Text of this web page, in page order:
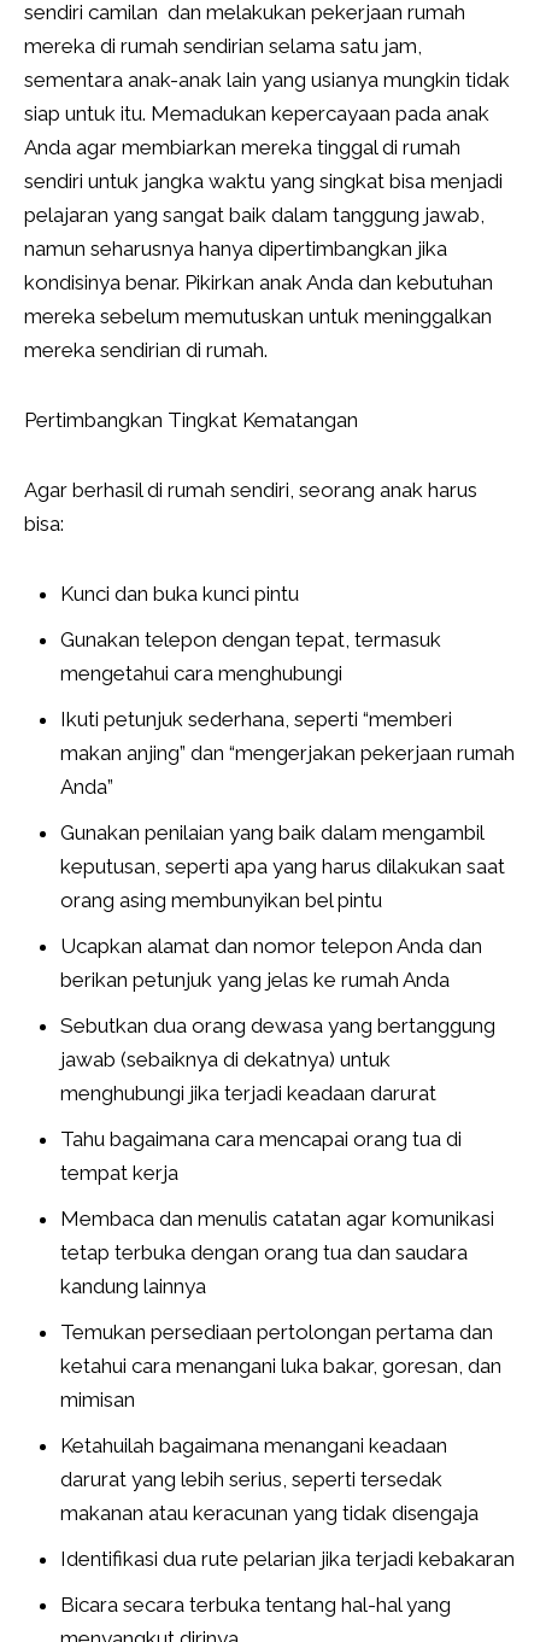
sendiri camilan dan melakukan pekerjaan rumah
mereka di rumah sendirian selama satu jam,
sementara anak-anak lain yang usianya mungkin tidak
siap untuk itu. Memadukan kepercayaan pada anak
Anda agar membiarkan mereka tinggal di rumah
sendiri untuk jangka waktu yang singkat bisa menjadi
pelajaran yang sangat baik dalam tanggung jawab,
namun seharusnya hanya dipertimbangkan jika
kondisinya benar. Pikirkan anak Anda dan kebutuhan
mereka sebelum memutuskan untuk meninggalkan
mereka sendirian di rumah.
Pertimbangkan Tingkat Kematangan
Agar berhasil di rumah sendiri, seorang anak harus
bisa:
Kunci dan buka kunci pintu
Gunakan telepon dengan tepat, termasuk
mengetahui cara menghubungi
Ikuti petunjuk sederhana, seperti “memberi
makan anjing” dan “mengerjakan pekerjaan rumah
Anda”
Gunakan penilaian yang baik dalam mengambil
keputusan, seperti apa yang harus dilakukan saat
orang asing membunyikan bel pintu
Ucapkan alamat dan nomor telepon Anda dan
berikan petunjuk yang jelas ke rumah Anda
Sebutkan dua orang dewasa yang bertanggung
jawab (sebaiknya di dekatnya) untuk
menghubungi jika terjadi keadaan darurat
Tahu bagaimana cara mencapai orang tua di
tempat kerja
Membaca dan menulis catatan agar komunikasi
tetap terbuka dengan orang tua dan saudara
kandung lainnya
Temukan persediaan pertolongan pertama dan
ketahui cara menangani luka bakar, goresan, dan
mimisan
Ketahuilah bagaimana menangani keadaan
darurat yang lebih serius, seperti tersedak
makanan atau keracunan yang tidak disengaja
Identifikasi dua rute pelarian jika terjadi kebakaran
Bicara secara terbuka tentang hal-hal yang